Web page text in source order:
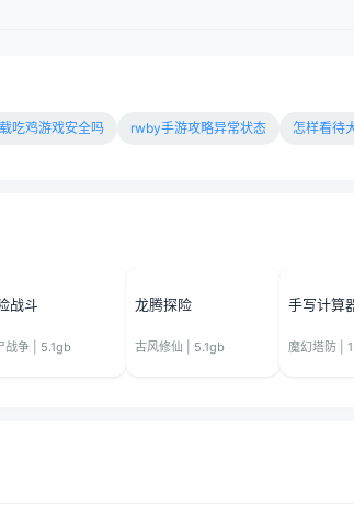
吃鸡游戏安全吗 rwby手游攻略异常状态 怎样看待
战斗
战争 | 5.1gb
龙腾探险
古风修仙 | 5.1gb
手写计算
魔幻塔防 |